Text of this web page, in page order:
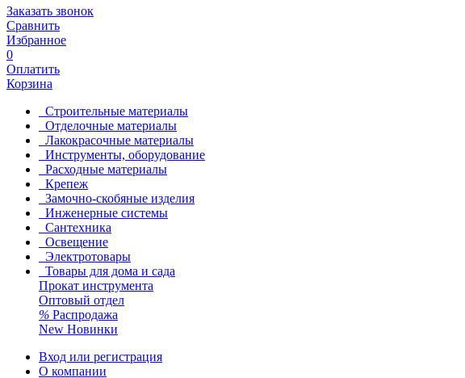
Заказать звонок
Сравнить
Избранное
0
Оплатить
Корзина
Строительные материалы
Отделочные материалы
Лакокрасочные материалы
Инструменты, оборудование
Расходные материалы
Крепеж
Замочно-скобяные изделия
Инженерные системы
Сантехника
Освещение
Электротовары
Товары для дома и сада
Прокат инструмента
Оптовый отдел
% Распродажа
New Новинки
Вход или регистрация
О компании